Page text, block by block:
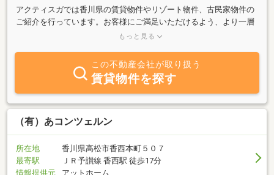
アクティスガでは香川県の賃貸物件やリゾート物件、古民家物件の
ご紹介を行っています。お客様にご満足いただけるよう、より一層
努力を重ねてまいりたいと思います。ご意見やご質問などございま
ィスガをよろしくお願い申し上げます。
もっと見る
この不動産会社が取り扱う
賃貸物件を探す
（有）あコンツェルン
所在地
香川県高松市香西本町５０７
最寄駅
ＪＲ予讃線 香西駅 徒歩17分
情報提供元
アットホーム